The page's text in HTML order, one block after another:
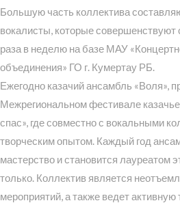
Большую часть коллектива
вокалисты, которые совершенствуют
раза в неделю на базе МАУ
объединения» ГО г. Кумертау РБ.
Ежегодно казачий ансамбль «Воля»,
Межрегиональном фестивале
спас», где совместно с вокальными
творческим опытом. Каждый год
мастерство и становится лауреатом
только. Коллектив является
мероприятий, а также ведет